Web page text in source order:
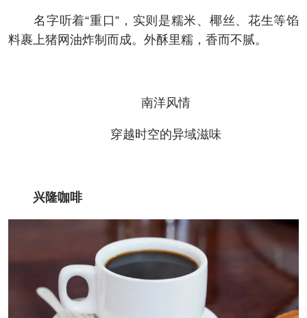
名字听着“重口”，实则是糯米、椰丝、花生等馅
料裹上猪网油炸制而成。外酥里糯，香而不腻。
南洋风情
穿越时空的异域滋味
兴隆咖啡